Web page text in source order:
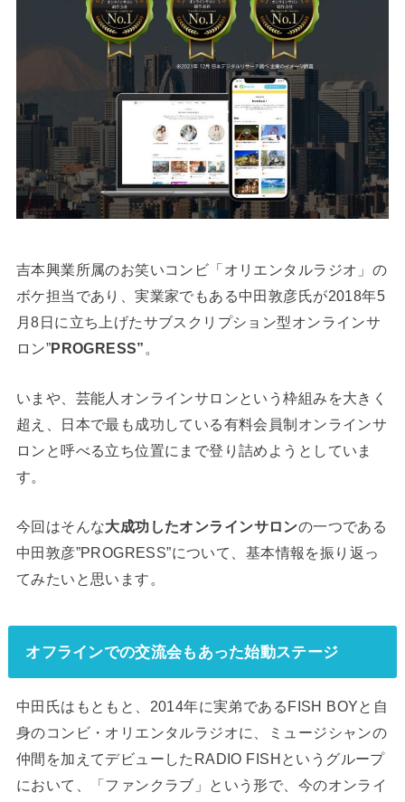
吉本興業所属のお笑いコンビ「オリエンタルラジオ」の
ボケ担当であり、実業家でもある中田敦彦氏が2018年5
月8日に立ち上げたサブスクリプション型オンラインサ
ロン”PROGRESS”
いまや、芸能人オンラインサロンという枠組みを大きく
超え、日本で最も成功している有料会員制オンラインサ
ロンと呼べる立ち位置にまで登り詰めようとしていま
す。
今回はそんな大成功したオンラインサロンの一つである
中田敦彦”PROGRESS”について、基本情報を振り返っ
てみたいと思います。
オフラインでの交流会もあった始動ステージ
中田氏はもともと、2014年に実弟であるFISH BOYと自
身のコンビ・オリエンタルラジオに、ミュージシャンの
仲間を加えてデビューしたRADIO FISHというグループ
において、「ファンクラブ」という形で、今のオンライ